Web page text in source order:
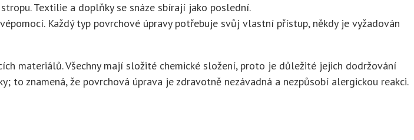
Textilie a doplňky se snáze sbírají jako poslední.
Každý typ povrchové úpravy potřebuje svůj vlastní přístup, někdy je vyžadován
materiálů. Všechny mají složité chemické složení, proto je důležité jejich dodržování
znamená, že povrchová úprava je zdravotně nezávadná a nezpůsobí alergickou reakci.